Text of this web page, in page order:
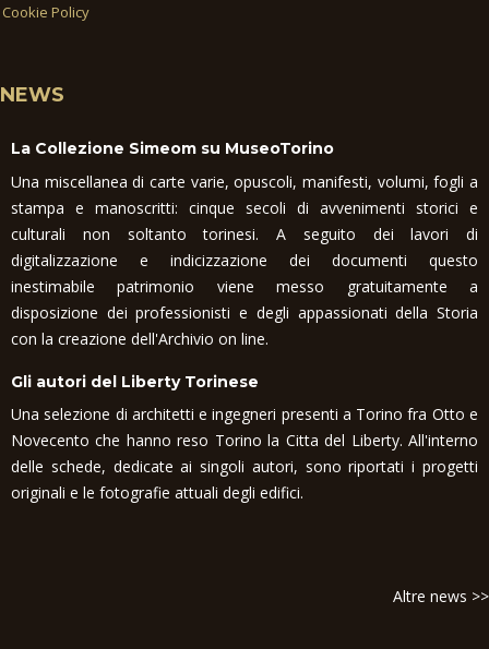
Cookie Policy
NEWS
La Collezione Simeom su MuseoTorino
Una miscellanea di carte varie, opuscoli, manifesti, volumi, fogli a
stampa e manoscritti: cinque secoli di avvenimenti storici e
culturali non soltanto torinesi. A seguito dei lavori di
digitalizzazione e indicizzazione dei documenti questo
inestimabile patrimonio viene messo gratuitamente a
disposizione dei professionisti e degli appassionati della Storia
con la creazione dell'Archivio on line.
Gli autori del Liberty Torinese
Una selezione di architetti e ingegneri presenti a Torino fra Otto e
Novecento che hanno reso Torino la Citta del Liberty. All'interno
delle schede, dedicate ai singoli autori, sono riportati i progetti
originali e le fotografie attuali degli edifici.
Altre news >>